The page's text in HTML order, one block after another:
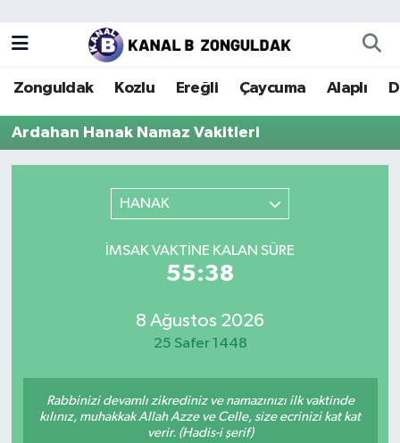
Zonguldak Kozlu Ereğli Çaycuma Alaplı
Ardahan Hanak Namaz Vakitleri
HANAK
İMSAK VAKTINE KALAN SÜRE
55:38
8 Ağustos 2026
25 Safer 1448
Rabbinizi devamlı zikrediniz ve namazınızı ilk vaktinde
kılınız, muhakkak Allah Azze ve Celle, size ecrinizi kat kat
verir. (Hadis-i şerif)
Zonguldak
Kozlu
Zonguldak Nöbetçi Eczaneler
Zonguldak Hava Durumu
Puan Durumu ve Fikstür
Tüm Manşetler